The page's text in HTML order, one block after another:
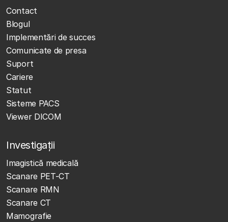
Contact
Blogul
Implementări de succes
Comunicate de presa
Suport
Cariere
Statut
Sisteme PACS
Viewer DICOM
Investigații
Imagistică medicală
Scanare PET-CT
Scanare RMN
Scanare CT
Mamografie